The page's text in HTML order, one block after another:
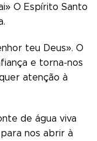
O Espírito Santo
teu Deus». O
e torna-nos
atenção à
de água viva
nos abrir à